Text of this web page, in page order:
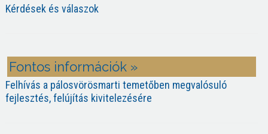
Kérdések és válaszok
Fontos információk »
Felhívás a pálosvörösmarti temetőben megvalósuló
fejlesztés, felújítás kivitelezésére